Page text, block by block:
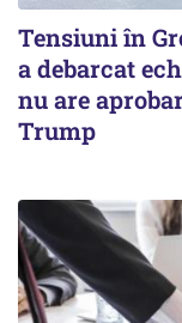
Tensiuni în
a debarcat
nu are
Trump